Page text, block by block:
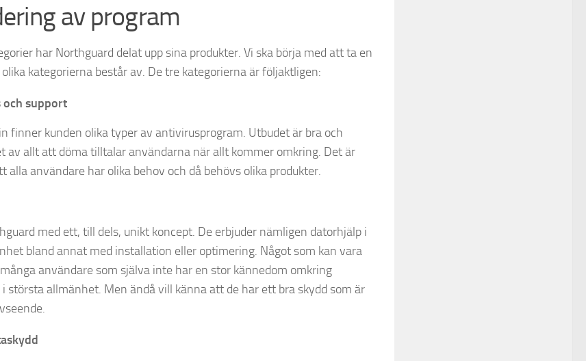
av program
har Northguard delat upp sina produkter. Vi ska börja med att ta en
kategorierna består av. De tre kategorierna är följaktligen:
support
finner kunden olika typer av antivirusprogram. Utbudet är bra och
av allt att döma tilltalar användarna när allt kommer omkring. Det är
alla användare har olika behov och då behövs olika produkter.
med ett, till dels, unikt koncept. De erbjuder nämligen datorhjälp i
bland annat med installation eller optimering. Något som kan vara
användare som själva inte har en stor kännedom omkring
största allmänhet. Men ändå vill känna att de har ett bra skydd som är